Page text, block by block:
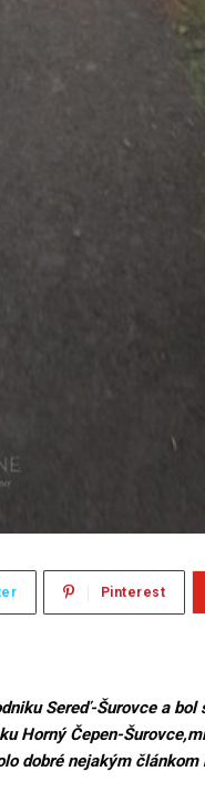
Pinterest
Sereď-Šurovce a bol
Horný Čepen-
dobré nejakým článkom